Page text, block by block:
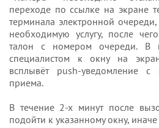
переходе по ссылке на экране
терминала электронной
необходимую услугу, после
талон с номером очереди. В
специалистом к окну на
всплывёт push-уведомление
приема.
В течение 2-х минут после
подойти к указанному окну,